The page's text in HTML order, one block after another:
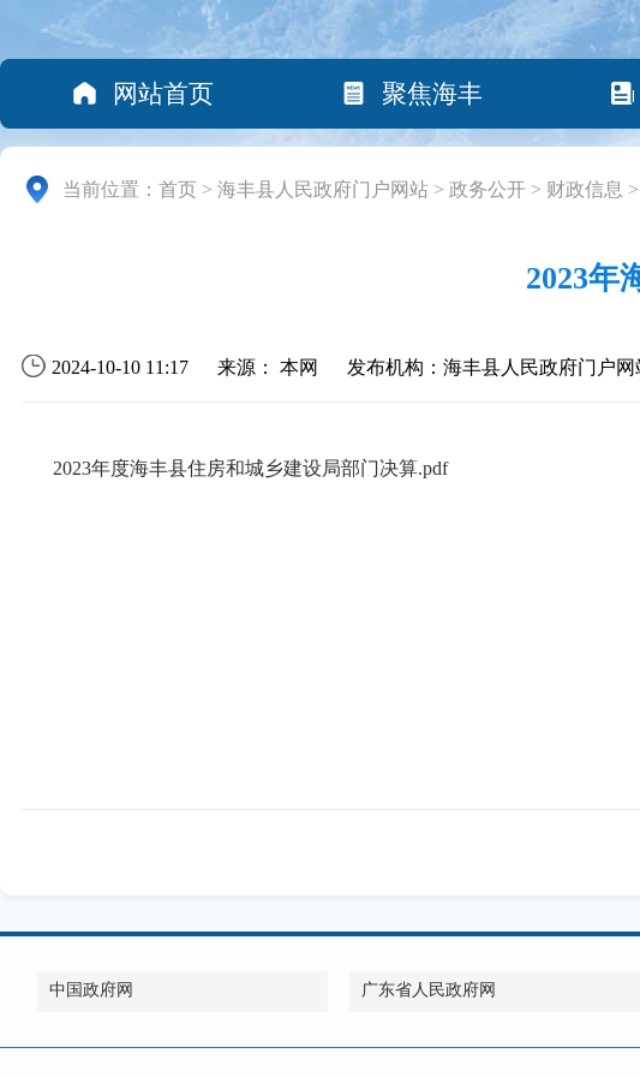
网站首页 聚焦海丰
当前位置： 首页 > 海丰县人民政府门户网站 > 政务公开 > 财政信息 >
2023年
2024-10-10 11:17 来源： 本网 发布机构：海丰县人民政府门户网
2023年度海丰县住房和城乡建设局部门决算.pdf
中国政府网 广东省人民政府网